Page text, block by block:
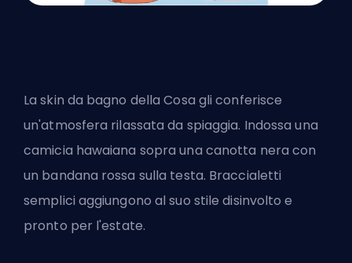
La skin da bagno della Cosa gli conferisce
un'atmosfera rilassata da spiaggia. Indossa una
camicia hawaiana sopra una canotta nera con
un bandana rossa sulla testa. Braccialetti
semplici aggiungono al suo stile disinvolto e
pronto per l'estate.